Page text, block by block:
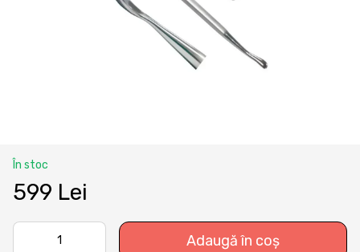
În stoc
599 Lei
Adaugă în coș